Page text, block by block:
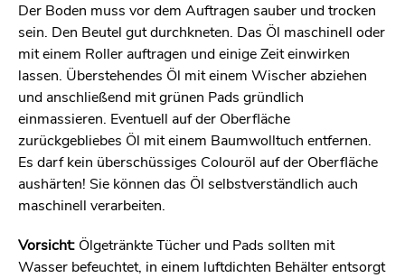
Der Boden muss vor dem Auftragen sauber und trocken
sein. Den Beutel gut durchkneten. Das Öl maschinell oder
mit einem Roller auftragen und einige Zeit einwirken
lassen. Überstehendes Öl mit einem Wischer abziehen
und anschließend mit grünen Pads gründlich
einmassieren. Eventuell auf der Oberfläche
zurückgebliebes Öl mit einem Baumwolltuch entfernen.
Es darf kein überschüssiges Colouröl auf der Oberfläche
aushärten! Sie können das Öl selbstverständlich auch
maschinell verarbeiten.
Vorsicht: Ölgetränkte Tücher und Pads sollten mit
Wasser befeuchtet, in einem luftdichten Behälter entsorgt